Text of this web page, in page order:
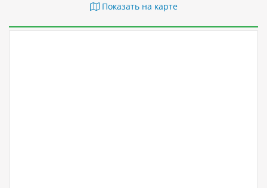
Показать на карте